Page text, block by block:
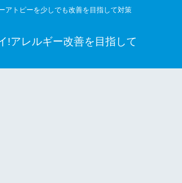
アトピーを少しでも改善を目指して対策
!アレルギー改善を目指して